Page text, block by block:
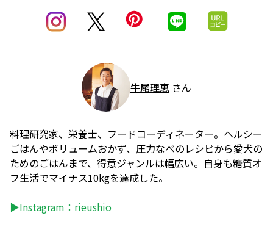
牛尾理恵 さん
料理研究家、栄養士、フードコーディネーター。ヘルシー
ごはんやボリュームおかず、圧力なべのレシピから愛犬の
ためのごはんまで、得意ジャンルは幅広い。自身も糖質オ
フ生活でマイナス10kgを達成した。
▶Instagram： rieushio